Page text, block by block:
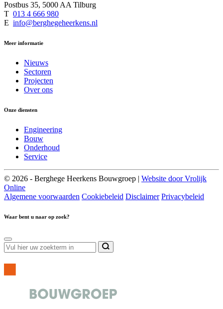
Postbus 35, 5000 AA Tilburg
T 013 4 666 980
E info@berghegeheerkens.nl
Meer informatie
Nieuws
Sectoren
Projecten
Over ons
Onze diensten
Engineering
Bouw
Onderhoud
Service
© 2026 - Berghege Heerkens Bouwgroep | Website door Vrolijk
Online
Algemene voorwaarden Cookiebeleid Disclaimer Privacybeleid
Waar bent u naar op zoek?